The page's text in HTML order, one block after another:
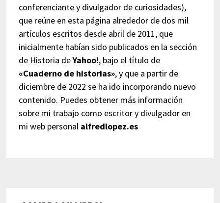
conferenciante y divulgador de curiosidades),
que reúne en esta página alrededor de dos mil
artículos escritos desde abril de 2011, que
inicialmente habían sido publicados en la sección
de Historia deYahoo!, bajo el título de
«Cuaderno de historias», y que a partir de
diciembre de 2022 se ha ido incorporando nuevo
contenido. Puedes obtener más información
sobre mi trabajo como escritor y divulgador en
mi web personal alfredlopez.es